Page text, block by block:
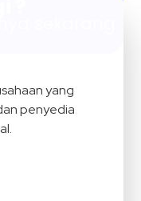
yang
penyedia